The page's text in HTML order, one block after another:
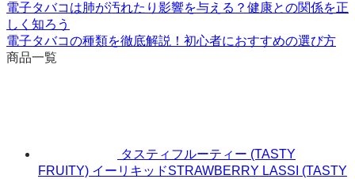
電子タバコは肺が汚れたり影響を与える？健康との関係を正
しく知ろう
電子タバコの種類を徹底解説！初心者におすすめの選び方
商品一覧
タスティフルーティー (TASTY
FRUITY) イーリキッドSTRAWBERRY LASSI (TASTY